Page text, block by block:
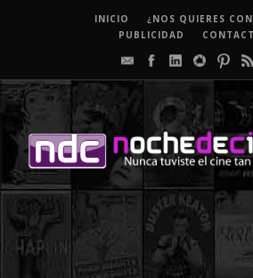
INICIO
¿NOS QUIERES
PUBLICIDAD